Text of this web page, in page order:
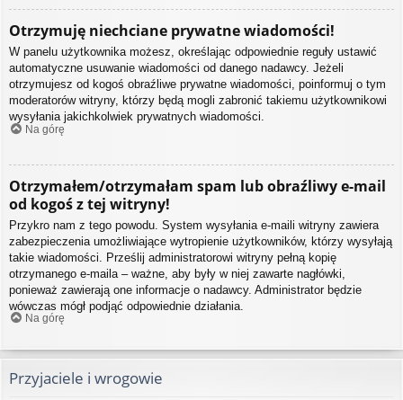
Otrzymuję niechciane prywatne wiadomości!
W panelu użytkownika możesz, określając odpowiednie reguły ustawić
automatyczne usuwanie wiadomości od danego nadawcy. Jeżeli
otrzymujesz od kogoś obraźliwe prywatne wiadomości, poinformuj o tym
moderatorów witryny, którzy będą mogli zabronić takiemu użytkownikowi
wysyłania jakichkolwiek prywatnych wiadomości.
Na górę
Otrzymałem/otrzymałam spam lub obraźliwy e-mail
od kogoś z tej witryny!
Przykro nam z tego powodu. System wysyłania e-maili witryny zawiera
zabezpieczenia umożliwiające wytropienie użytkowników, którzy wysyłają
takie wiadomości. Prześlij administratorowi witryny pełną kopię
otrzymanego e-maila – ważne, aby były w niej zawarte nagłówki,
ponieważ zawierają one informacje o nadawcy. Administrator będzie
wówczas mógł podjąć odpowiednie działania.
Na górę
Przyjaciele i wrogowie